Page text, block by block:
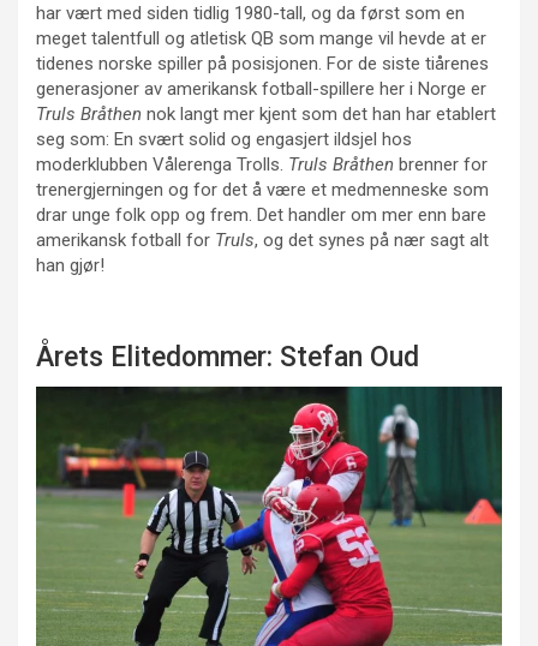
har vært med siden tidlig 1980-tall, og da først som en
meget talentfull og atletisk QB som mange vil hevde at er
tidenes norske spiller på posisjonen. For de siste tiårenes
generasjoner av amerikansk fotball-spillere her i Norge er
Truls Bråthen nok langt mer kjent som det han har etablert
seg som: En svært solid og engasjert ildsjel hos
moderklubben Vålerenga Trolls. Truls Bråthen brenner for
trenergjerningen og for det å være et medmenneske som
drar unge folk opp og frem. Det handler om mer enn bare
amerikansk fotball for Truls, og det synes på nær sagt alt
han gjør!
Årets Elitedommer: Stefan Oud